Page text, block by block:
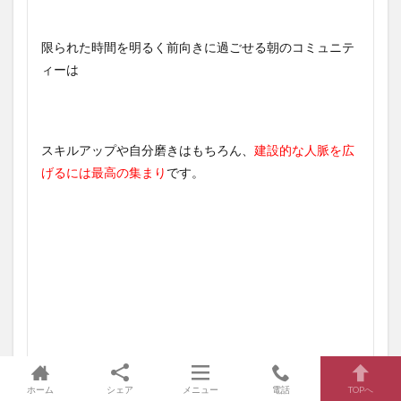
限られた時間を明るく前向きに過ごせる朝のコミュニテ
ィーは
スキルアップや自分磨きはもちろん、 建設的な人脈を広
げるには最高の集まり です。
ホーム シェア メニュー 電話 TOPへ